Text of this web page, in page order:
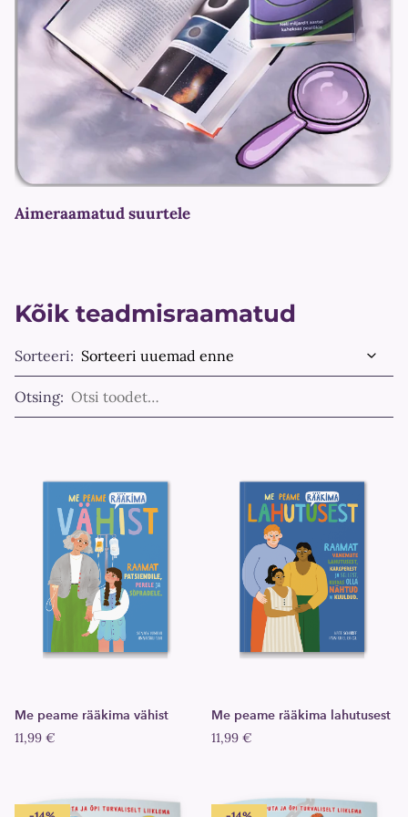
Aimeraamatud suurtele
Kõik teadmisraamatud
Sorteeri:
Otsing:
Me peame rääkima vähist
11,99 €
Me peame rääkima lahutusest
11,99 €